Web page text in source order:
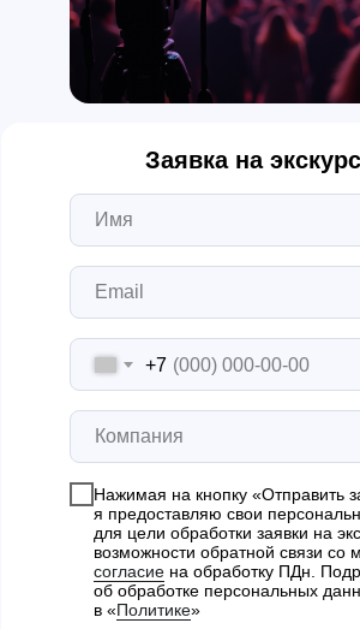
Заявка на
+7
Нажимая на кнопку «Отправить
я предоставляю свои
для цели обработки заявки на
возможности обратной связи со
согласиена обработку ПДн.
об обработке персональных
в «Политике»